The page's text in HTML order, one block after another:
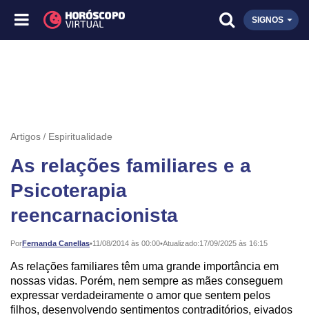
SIGNOS
Artigos Espiritualidade
As relações familiares e a
Psicoterapia
reencarnacionista
PorFernanda Canellas•
Publicado: 11/08/2014 às 00:00•Atualizado:17/09/2025 às 16:15
As relações familiares têm uma grande importância em
nossas vidas. Porém, nem sempre as mães conseguem
expressar verdadeiramente o amor que sentem pelos
filhos, desenvolvendo sentimentos contraditórios, eivados